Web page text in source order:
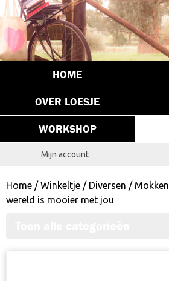
HOME
OVER LOESJE
WORKSHOP
Mijn account
Home /Winkeltje / Diversen / Mokken
wereld is mooier met jou